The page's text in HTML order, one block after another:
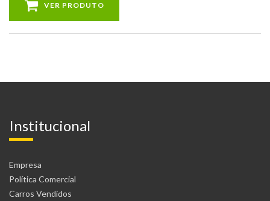
VER PRODUTO
Institucional
Empresa
Política Comercial
Carros Vendidos